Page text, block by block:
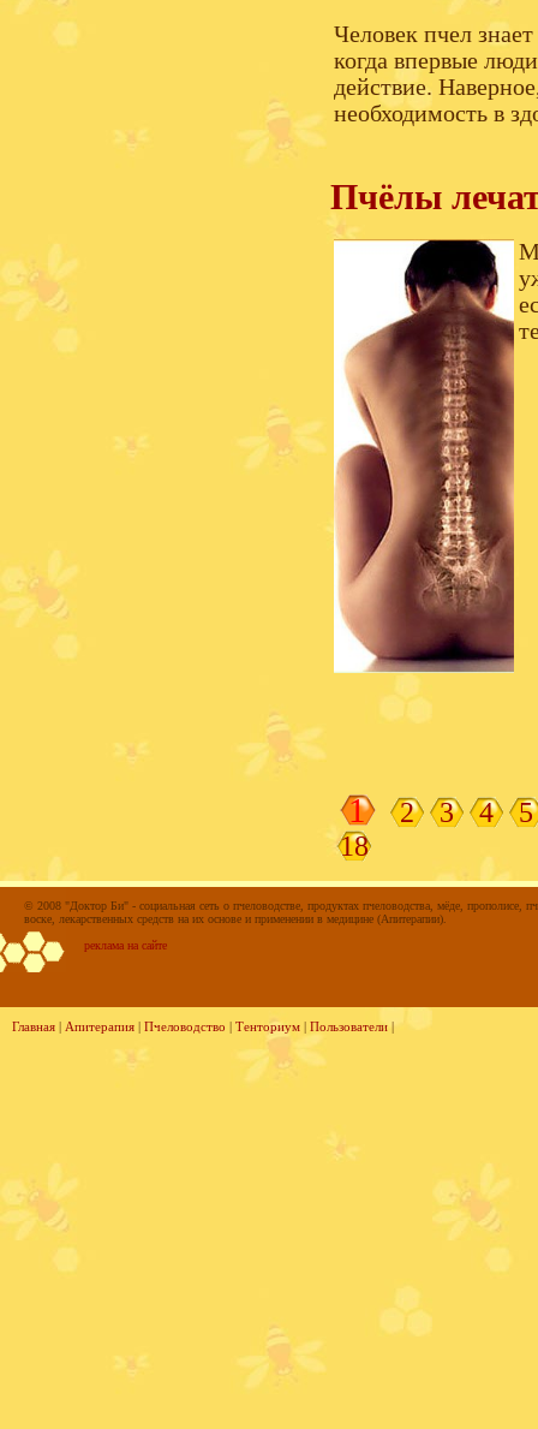
Человек пчел
когда впервые
действие.
необходимость в
Пчёлы
1 2 3 4
5
18
© 2008 "Доктор Би" - социальная сеть о пчеловодстве, продуктах пчеловодства, мёде, прополисе,
воске, лекарственных средств на их основе и применении в медицине (Апитерапии).
реклама на сайте
Главная | Апитерапия | Пчеловодство | Тенториум | Пользователи|